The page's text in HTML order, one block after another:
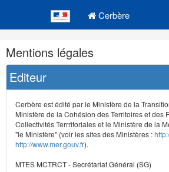
Cerbère
Navigation
et
outils
annexes
Mentions légales
Editeur
Cerbère est édité par le Ministère de la
Ministère de la Cohésion des Territoires et des
Collectivités Terrritoriales et le Ministère de la
"le Ministère" (voir les sites des Ministères :
http://www.mer.gouv.fr).
MTES MCTRCT - Secrétariat Général (SG)